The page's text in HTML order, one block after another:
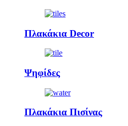
Πλακάκια Decor
Ψηφίδες
Πλακάκια Πισίνας